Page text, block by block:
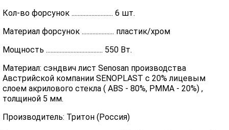
Кол-во форсунок ........................... 6 шт.
Материал форсунок ..................... пластик/хром
Мощность ..................................... 550 Вт.
Материал: сэндвич лист Senosan производства
Австрийской компании SENOPLAST c 20% лицевым
слоем акрилового стекла ( ABS - 80%, PMMA - 20%) ,
толщиной 5 мм.
Производитель: Тритон (Россия)